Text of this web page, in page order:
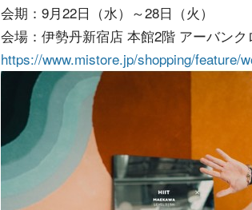
会期：9月22日（水）～28日（火）
会場：伊勢丹新宿店 本館2階 アーバンク
https://www.mistore.jp/shopping/feature/